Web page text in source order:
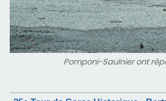
Pomponi-Saulnier ont